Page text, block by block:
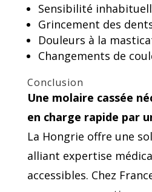
Sensibilité
Grincement des
Douleurs à la
Changements de
Conclusion
Une molaire cassée
en charge rapide par
La Hongrie offre une
alliant expertise
accessibles. Chez